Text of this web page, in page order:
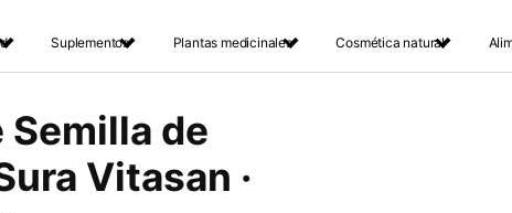
Suplementos Plantas medicinales Cosmética natural
Semilla de
Vitasan ·